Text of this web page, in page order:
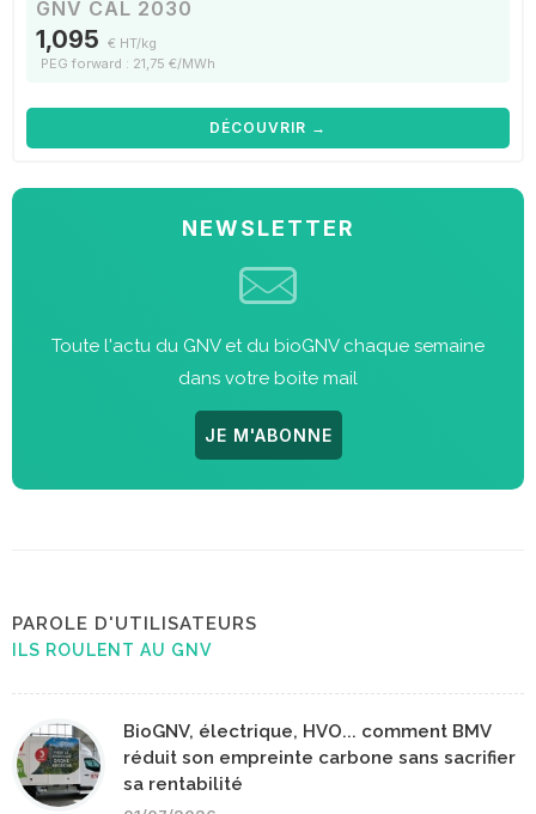
GNV CAL 2030
1,095 € HT/kg
PEG forward : 21,75 €/MWh
DÉCOUVRIR →
NEWSLETTER
Toute l'actu du GNV et du bioGNV chaque semaine
dans votre boite mail
JE M'ABONNE
PAROLE D'UTILISATEURS
ILS ROULENT AU GNV
BioGNV, électrique, HVO... comment BMV
réduit son empreinte carbone sans sacrifier
sa rentabilité